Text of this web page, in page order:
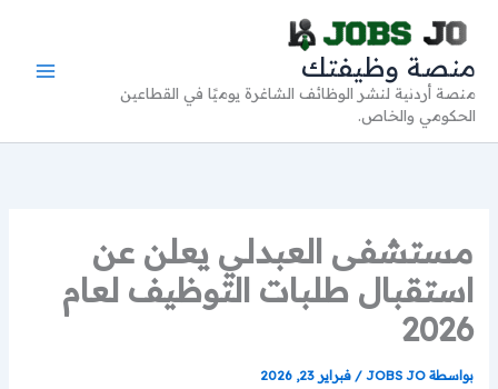
المحتوى
منصة وظيفتك
منصة أردنية لنشر الوظائف الشاغرة يوميًا في القطاعين
الحكومي والخاص.
مستشفى العبدلي يعلن عن
استقبال طلبات التوظيف لعام
2026
بواسطة JOBS JO
/فبراير 23, 2026